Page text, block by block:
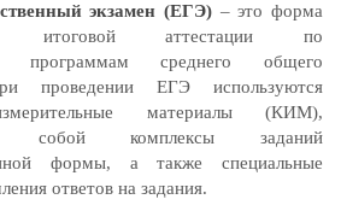
экзамен (ЕГЭ) – это форма
итоговой аттестации по
программам среднего общего
проведении ЕГЭ используются
материалы (КИМ),
собой комплексы заданий
формы, а также специальные
ответов на задания.